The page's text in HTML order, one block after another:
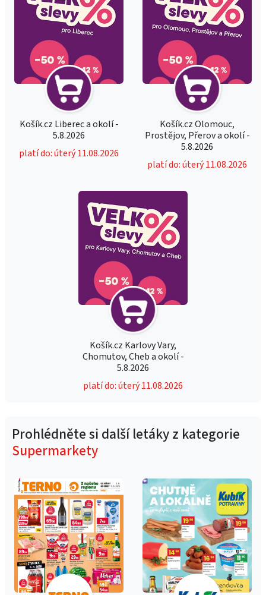
Košík.cz Liberec a okolí -
5.8.2026
platí do: úterý 11.08.2026
Košík.cz Olomouc,
Prostějov, Přerov a okolí -
5.8.2026
platí do: úterý 11.08.2026
Košík.cz Karlovy Vary,
Chomutov, Cheb a okolí -
5.8.2026
platí do: úterý 11.08.2026
Prohlédněte si další letáky z kategorie
Supermarkety